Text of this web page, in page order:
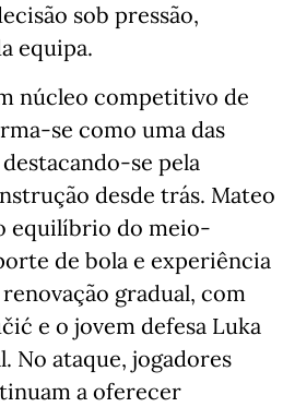
sob pressão,
equipa.
núcleo competitivo de
se como uma das
se pela
desde trás. Mateo
equilíbrio do meio-
de bola e experiência
gradual, com
e o jovem defesa Luka
No ataque, jogadores
a oferecer